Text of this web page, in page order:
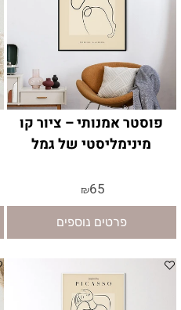
פוסטר אמנותי – ציור קו
מינימליסטי של גמל
₪65
פרטים נוספים